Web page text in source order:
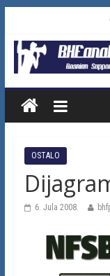
OSTALO
6. Jula 2008.